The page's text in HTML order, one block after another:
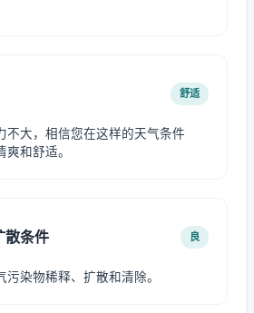
舒适
不大，相信您在这样的天气条件
和舒适。
散条件 良
染物稀释、扩散和清除。